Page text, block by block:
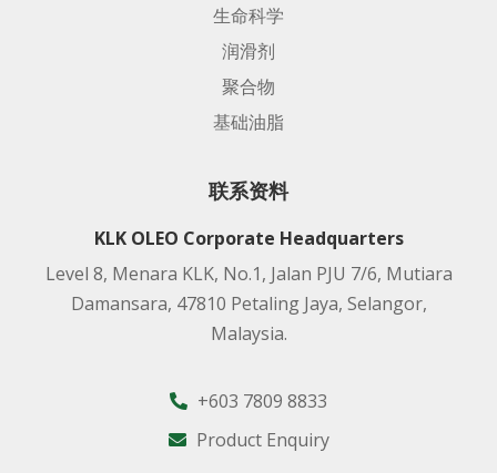
生命科学
润滑剂
聚合物
基础油脂
联系资料
KLK OLEO Corporate Headquarters
Level 8, Menara KLK, No.1, Jalan PJU 7/6, Mutiara
Damansara, 47810 Petaling Jaya, Selangor,
Malaysia.
+603 7809 8833
Product Enquiry